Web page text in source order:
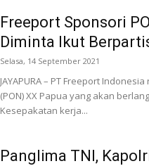
Freeport Sponsori
Diminta Ikut
Selasa, 14 September 2021
JAYAPURA – PT Freeport
(PON) XX Papua yang akan
Kesepakatan kerja...
Panglima TNI,